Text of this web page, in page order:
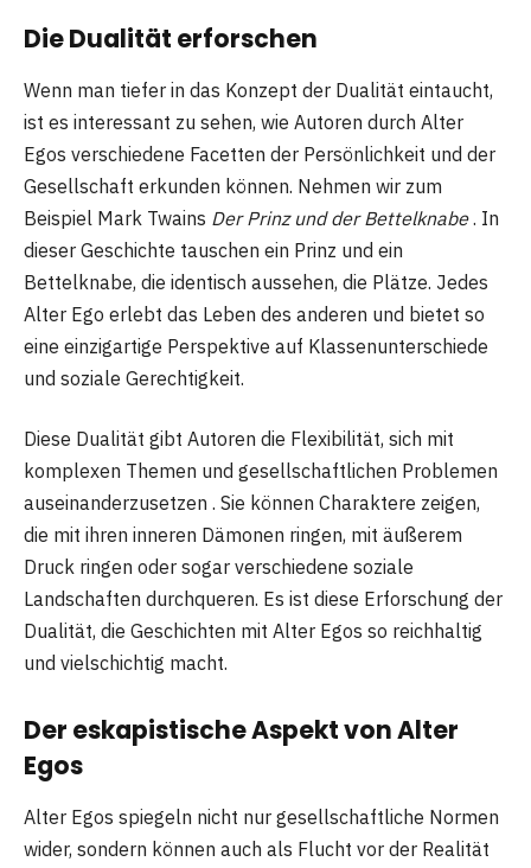
Die Dualität erforschen
Wenn man tiefer in das Konzept der Dualität eintaucht,
ist es interessant zu sehen, wie Autoren durch Alter
Egos verschiedene Facetten der Persönlichkeit und der
Gesellschaft erkunden können. Nehmen wir zum
Beispiel Mark Twains Der Prinz und der Bettelknabe. In
dieser Geschichte tauschen ein Prinz und ein
Bettelknabe, die identisch aussehen, die Plätze. Jedes
Alter Ego erlebt das Leben des anderen und bietet so
eine einzigartige Perspektive auf Klassenunterschiede
und soziale Gerechtigkeit.
Diese Dualität gibt Autoren die Flexibilität, sich mit
komplexen Themen und gesellschaftlichen Problemen
auseinanderzusetzen . Sie können Charaktere zeigen,
die mit ihren inneren Dämonen ringen, mit äußerem
Druck ringen oder sogar verschiedene soziale
Landschaften durchqueren. Es ist diese Erforschung der
Dualität, die Geschichten mit Alter Egos so reichhaltig
und vielschichtig macht.
Der eskapistische Aspekt von Alter
Egos
Alter Egos spiegeln nicht nur gesellschaftliche Normen
wider, sondern können auch als Flucht vor der Realität